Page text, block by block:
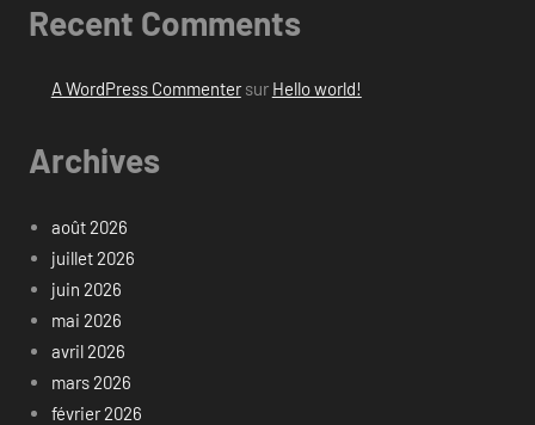
Recent Comments
A WordPress Commentersur Hello world!
Archives
août 2026
juillet 2026
juin 2026
mai 2026
avril 2026
mars 2026
février 2026